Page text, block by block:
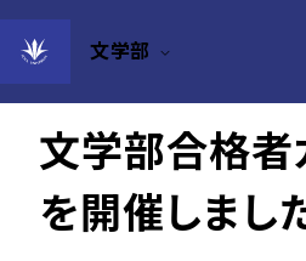
文学部
2025年02月02日
文学部合格者
を開催しまし